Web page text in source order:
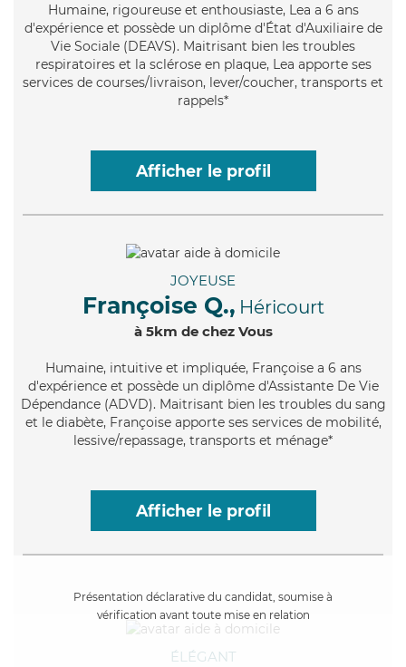
Humaine, rigoureuse et enthousiaste, Lea a 6 ans
d'expérience et possède un diplôme d'État d'Auxiliaire de
Vie Sociale (DEAVS). Maitrisant bien les troubles
respiratoires et la sclérose en plaque, Lea apporte ses
services de courses/livraison, lever/coucher, transports et
rappels*
Afficher le profil
JOYEUSE
Françoise Q., Héricourt
à 5km de chez Vous
Humaine, intuitive et impliquée, Françoise a 6 ans
d'expérience et possède un diplôme d'Assistante De Vie
Dépendance (ADVD). Maitrisant bien les troubles du sang
et le diabète, Françoise apporte ses services de mobilité,
lessive/repassage, transports et ménage*
Afficher le profil
Présentation déclarative du candidat, soumise à
vérification avant toute mise en relation
ÉLÉGANT